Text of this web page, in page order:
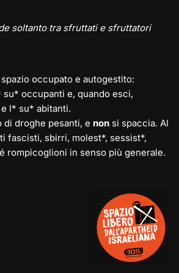
soltanto tra sfruttati e sfruttatori
occupato e autogestito:
su* occupanti e, quando esci,
l* su* abitanti.
di droghe pesanti, e non si spaccia. Al
fascisti, sbirri, molest*, sessist*,
rompicoglioni in senso più generale.